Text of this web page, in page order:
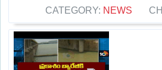
CATEGORY: NEWS